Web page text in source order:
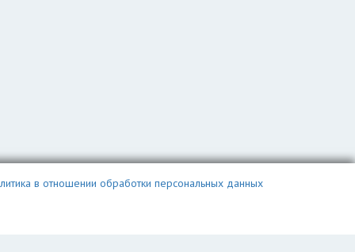
в отношении обработки персональных данных